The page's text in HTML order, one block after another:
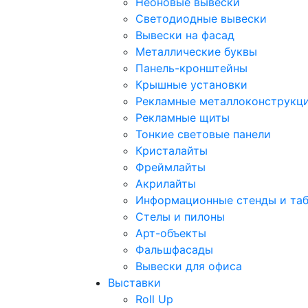
Светодиодные вывески
Вывески на фасад
Металлические буквы
Панель-кронштейны
Крышные установки
Рекламные
Рекламные щиты
Тонкие световые панели
Кристалайты
Фреймлайты
Акрилайты
Информационные стенды и
Стелы и пилоны
Арт-объекты
Фальшфасады
Вывески для офиса
Выставки
Roll Up